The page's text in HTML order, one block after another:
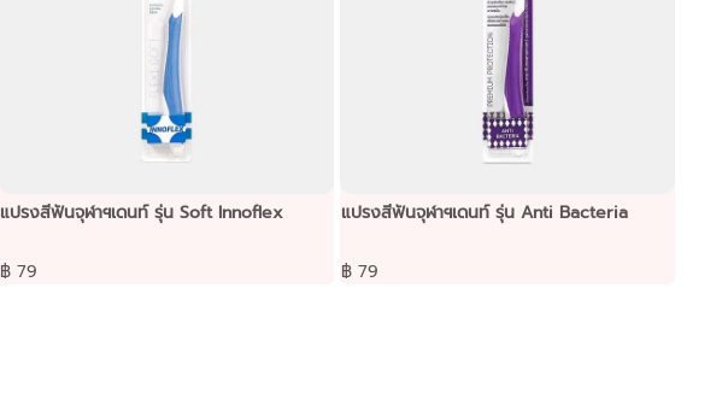
แปรงสีฟันจุฬาฯเดนท์ รุ่น Soft Innoflex
฿ 79
แปรงสีฟันจุฬาฯเดนท์ รุ่น Anti Bacteria
฿ 79